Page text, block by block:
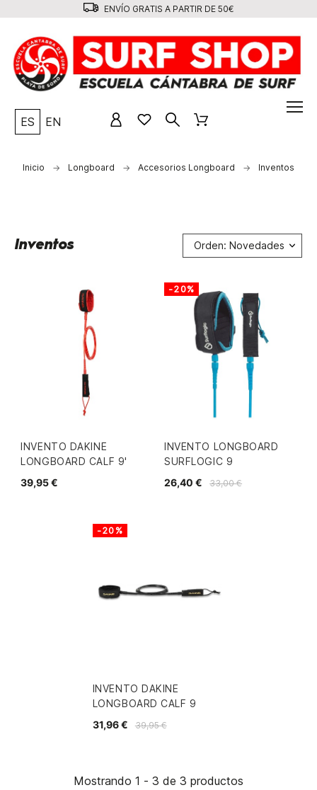
ENVÍO GRATIS A PARTIR DE 50€
ES EN
Inicio Longboard Accesorios Longboard Inventos
Inventos Orden: Novedades
INVENTO DAKINE
LONGBOARD CALF 9'
39,95 €
INVENTO LONGBOARD
SURFLOGIC 9
33,00 €
26,40 €
-20%
INVENTO DAKINE
LONGBOARD CALF 9
39,95 €
31,96 €
-20%
Mostrando 1 - 3 de 3 productos